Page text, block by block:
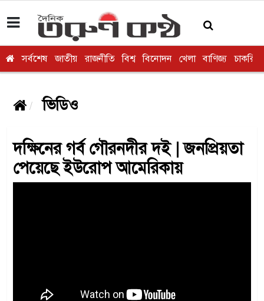
সর্বশেষ জাতীয় রাজনীতি বিশ্ব বিনোদন খেলা বাণিজ্য চাকরি
ভিডিও
দক্ষিনের গর্ব গৌরনদীর দই | জনপ্রিয়তা
পেয়েছে ইউরোপ আমেরিকায়